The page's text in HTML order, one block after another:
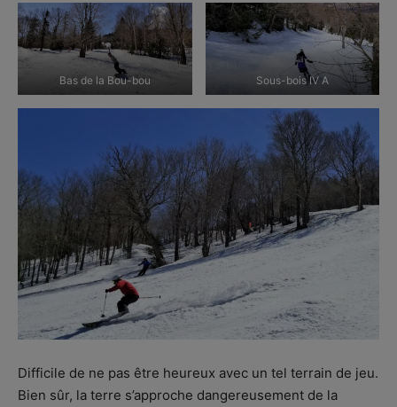
Bas de la Bou-bou Sous-bois IV A
Difficile de ne pas être heureux avec un tel terrain de jeu.
Bien sûr, la terre s’approche dangereusement de la